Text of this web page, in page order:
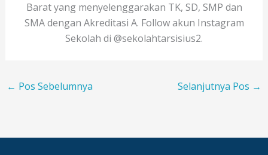
Barat yang menyelenggarakan TK, SD, SMP dan
SMA dengan Akreditasi A. Follow akun Instagram
Sekolah di @sekolahtarsisius2.
← Pos Sebelumnya Selanjutnya Pos →